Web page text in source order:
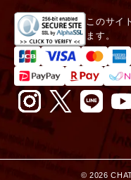
このサイ
ます。
© 2026